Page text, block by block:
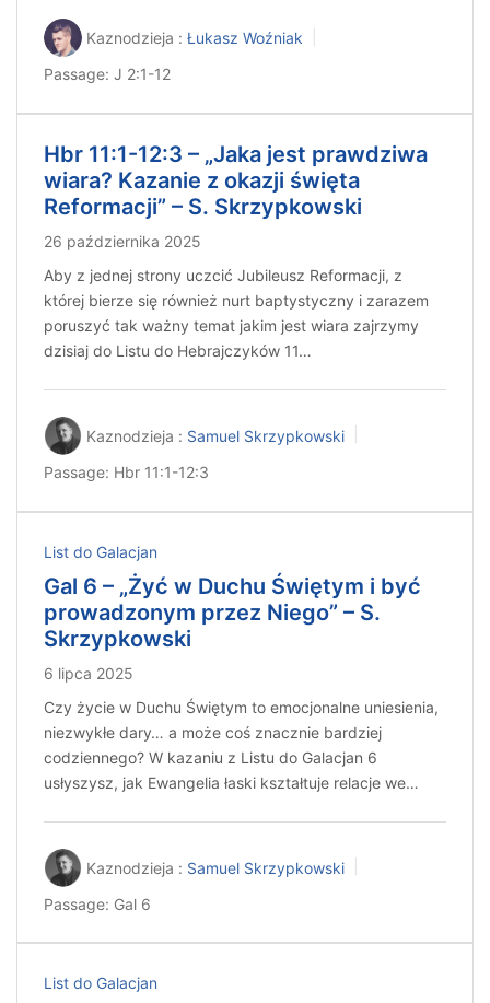
Kaznodzieja : Łukasz Woźniak
Passage: J 2:1-12
Hbr 11:1-12:3 – „Jaka jest prawdziwa
wiara? Kazanie z okazji święta
Reformacji” – S. Skrzypkowski
26 października 2025
Aby z jednej strony uczcić Jubileusz Reformacji, z
której bierze się również nurt baptystyczny i zarazem
poruszyć tak ważny temat jakim jest wiara zajrzymy
dzisiaj do Listu do Hebrajczyków 11…
Kaznodzieja : Samuel Skrzypkowski
Passage: Hbr 11:1-12:3
List do Galacjan
Gal 6 – „Żyć w Duchu Świętym i być
prowadzonym przez Niego” – S.
Skrzypkowski
6 lipca 2025
Czy życie w Duchu Świętym to emocjonalne uniesienia,
niezwykłe dary… a może coś znacznie bardziej
codziennego? W kazaniu z Listu do Galacjan 6
usłyszysz, jak Ewangelia łaski kształtuje relacje we…
Kaznodzieja : Samuel Skrzypkowski
Passage: Gal 6
List do Galacjan